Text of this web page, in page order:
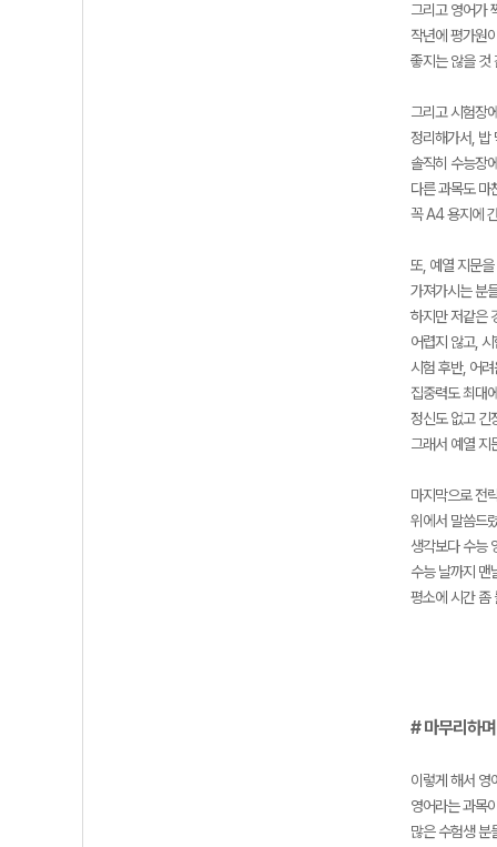
그리고 영어가
작년에 평가원
좋지는 않을 것
그리고 시험장
정리해가서, 밥
솔직히 수능장
다른 과목도 마
꼭 A4 용지에
또, 예열 지문
가져가시는 분
하지만 저같은
어렵지 않고,
시험 후반, 어
집중력도 최대
정신도 없고 긴
그래서 예열 지
마지막으로 전
위에서 말씀드
생각보다 수능
수능 날까지 맨
평소에 시간 좀
# 마무리하며
이렇게 해서 영
영어라는 과목
많은 수험생 분